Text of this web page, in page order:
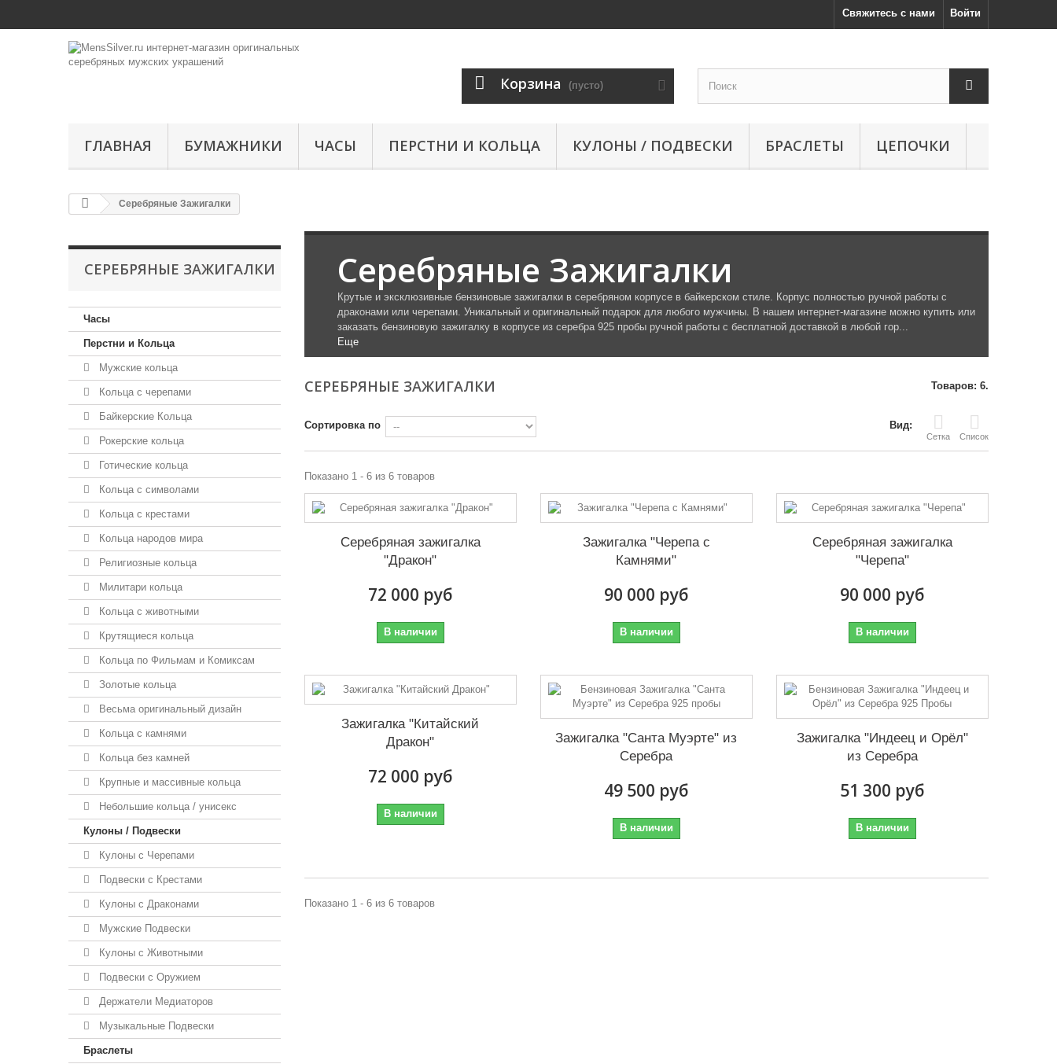
Войти
Свяжитесь с нами
Корзина (пусто)
ГЛАВНАЯ БУМАЖНИКИ ЧАСЫ ПЕРСТНИ И КОЛЬЦА КУЛОНЫ / ПОДВЕСКИ БРАСЛЕТЫ ЦЕПОЧКИ
Серебряные Зажигалки
СЕРЕБРЯНЫЕ ЗАЖИГАЛКИ
Часы
Перстни и Кольца
Мужские кольца
Кольца с черепами
Байкерские Кольца
Рокерские кольца
Готические кольца
Кольца с символами
Кольца с крестами
Кольца народов мира
Религиозные кольца
Милитари кольца
Кольца с животными
Крутящиеся кольца
Кольца по Фильмам и Комиксам
Золотые кольца
Весьма оригинальный дизайн
Кольца с камнями
Кольца без камней
Крупные и массивные кольца
Небольшие кольца / унисекс
Кулоны / Подвески
Кулоны с Черепами
Подвески с Крестами
Кулоны с Драконами
Мужские Подвески
Кулоны с Животными
Подвески с Оружием
Держатели Медиаторов
Музыкальные Подвески
Браслеты
Серебряные Зажигалки
Крутые и эксклюзивные бензиновые зажигалки в серебряном корпусе в байкерском стиле. Корпус полностью ручной работы с
драконами или черепами. Уникальный и оригинальный подарок для любого мужчины. В нашем интернет-магазине можно купить или
заказать бензиновую зажигалку в корпусе из серебра 925 пробы ручной работы с бесплатной доставкой в любой гор...
Еще
СЕРЕБРЯНЫЕ ЗАЖИГАЛКИ Товаров: 6.
Вид:
Сетка Список
Сортировка по
Показано 1 - 6 из 6 товаров
Серебряная зажигалка
"Дракон"
72 000 руб
В наличии
Зажигалка "Черепа с
Камнями"
90 000 руб
В наличии
Серебряная зажигалка
"Черепа"
90 000 руб
В наличии
Зажигалка "Китайский
Дракон"
72 000 руб
В наличии
Зажигалка "Санта Муэрте" из
Серебра
49 500 руб
В наличии
Зажигалка "Индеец и Орёл"
из Серебра
51 300 руб
В наличии
Показано 1 - 6 из 6 товаров